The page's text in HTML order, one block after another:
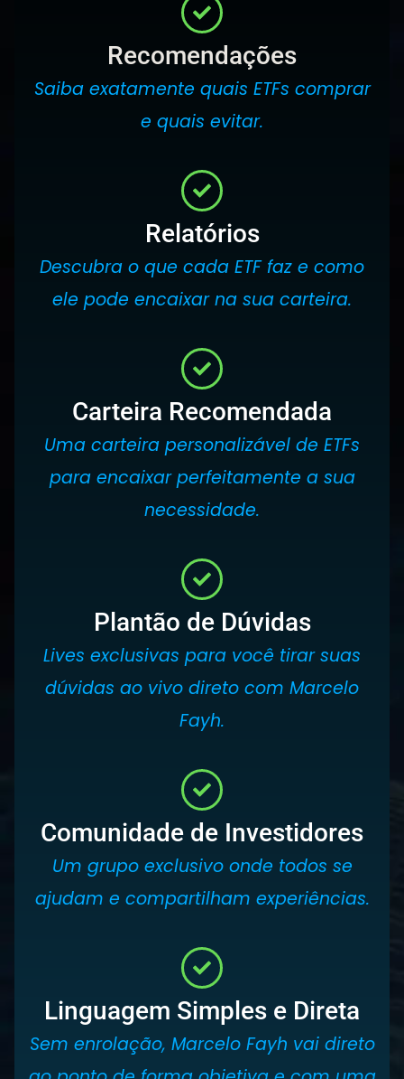
Recomendações
Saiba exatamente quais ETFs comprar
e quais evitar.
Relatórios
Descubra o que cada ETF faz e como
ele pode encaixar na sua carteira.
Carteira Recomendada
Uma carteira personalizável de ETFs
para encaixar perfeitamente a sua
necessidade.
Plantão de Dúvidas
Lives exclusivas para você tirar suas
dúvidas ao vivo direto com Marcelo
Fayh.
Comunidade de Investidores
Um grupo exclusivo onde todos se
ajudam e compartilham experiências.
Linguagem Simples e Direta
Sem enrolação, Marcelo Fayh vai direto